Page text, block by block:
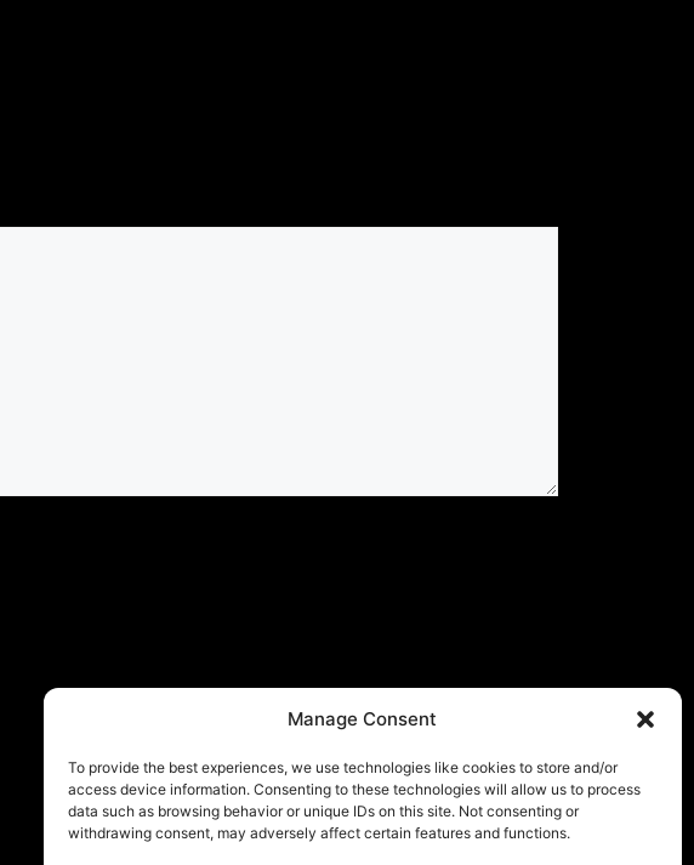
Manage Consent
To provide the best experiences, we use technologies like cookies to store and/or
access device information. Consenting to these technologies will allow us to process
data such as browsing behavior or unique IDs on this site. Not consenting or
withdrawing consent, may adversely affect certain features and functions.